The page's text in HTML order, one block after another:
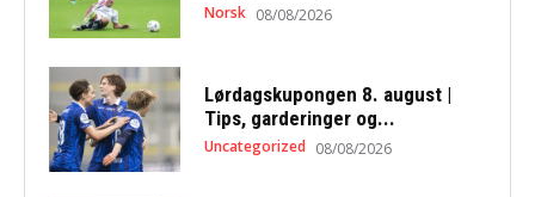
Norsk 08/08/2026
Lørdagskupongen 8. august |
Tips, garderinger og...
Uncategorized 08/08/2026